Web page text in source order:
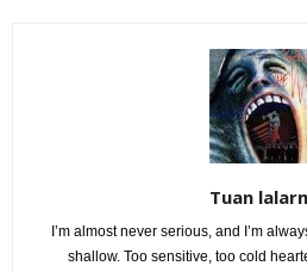
Tuan
I’m almost never serious, and I’m
shallow. Too sensitive, too cold